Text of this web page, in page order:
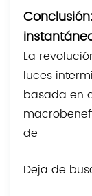
La
luces
basada en
de
Deja de